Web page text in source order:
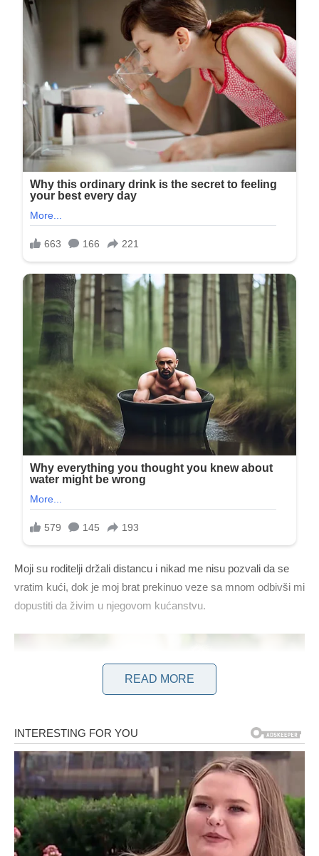
Moji su roditelji držali distancu i nikad me nisu pozvali da se
vratim kući, dok je moj brat prekinuo veze sa mnom odbivši mi
dopustiti da živim u njegovom kućanstvu.
Budući da su prijatelji bili odsutni i dok sam se počela
READ MORE